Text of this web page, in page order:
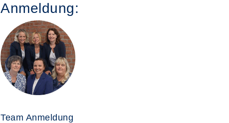
Anmeldung:
Team Anmeldung